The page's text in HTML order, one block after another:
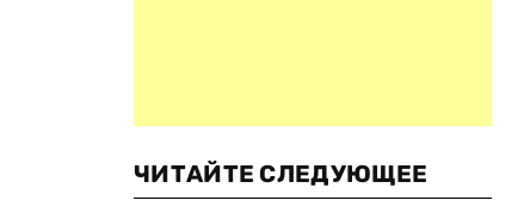
ЧИТАЙТЕ СЛЕДУЮЩЕЕ